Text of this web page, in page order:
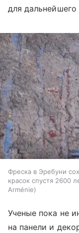
для дальнейшего
Фреска в Эребуни
красок спустя 2600
Arménie
Ученые пока не
на панели и